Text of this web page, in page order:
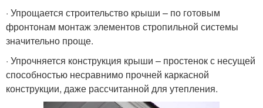
· Упрощается строительство крыши – по готовым
фронтонам монтаж элементов стропильной системы
значительно проще.
· Упрочняется конструкция крыши – простенок с несущей
способностью несравнимо прочней каркасной
конструкции, даже рассчитанной для утепления.